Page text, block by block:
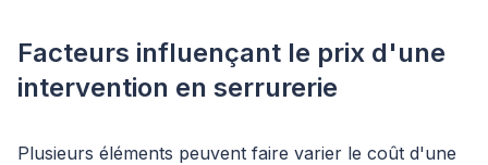
Facteurs influençant le prix d'une
intervention en serrurerie
Plusieurs éléments peuvent faire varier le coût d'une